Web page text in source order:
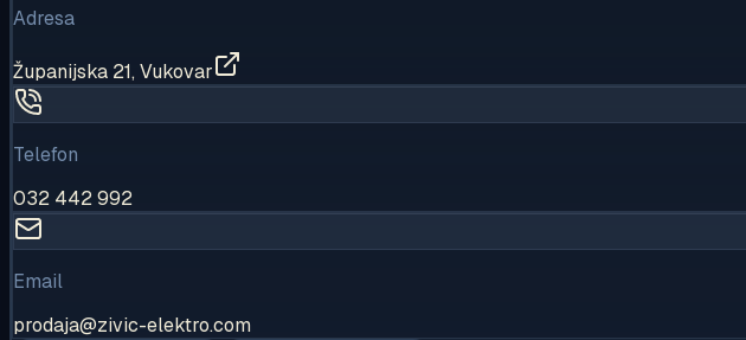
Adresa
Županijska 21, Vukovar
Telefon
032 442 992
Email
prodaja@zivic-elektro.com